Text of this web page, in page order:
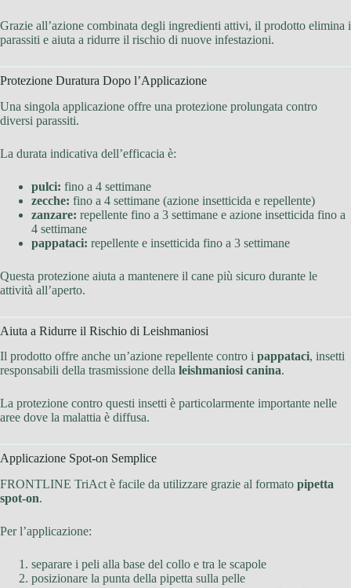
Grazie all’azione combinata degli ingredienti attivi, il prodotto elimina i
parassiti e aiuta a ridurre il rischio di nuove infestazioni.
Protezione Duratura Dopo l’Applicazione
Una singola applicazione offre una protezione prolungata contro
diversi parassiti.
La durata indicativa dell’efficacia è:
pulci: fino a 4 settimane
zecche: fino a 4 settimane (azione insetticida e repellente)
zanzare: repellente fino a 3 settimane e azione insetticida fino a
4 settimane
pappataci: repellente e insetticida fino a 3 settimane
Questa protezione aiuta a mantenere il cane più sicuro durante le
attività all’aperto.
Aiuta a Ridurre il Rischio di Leishmaniosi
Il prodotto offre anche un’azione repellente contro i pappataci, insetti
responsabili della trasmissione della leishmaniosi canina.
La protezione contro questi insetti è particolarmente importante nelle
aree dove la malattia è diffusa.
Applicazione Spot-on Semplice
FRONTLINE TriAct è facile da utilizzare grazie al formato pipetta
spot-on.
Per l’applicazione:
separare i peli alla base del collo e tra le scapole
posizionare la punta della pipetta sulla pelle